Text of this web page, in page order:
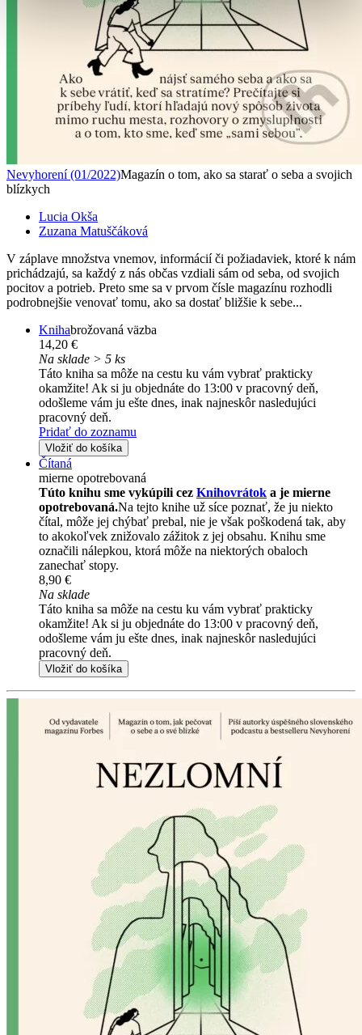
Nevyhorení (01/2022)Magazín o tom, ako sa starať o seba a svojich
blízkych
Lucia Okša
Zuzana Matuščáková
V záplave množstva vnemov, informácií či požiadaviek, ktoré k nám
prichádzajú, sa každý z nás občas vzdiali sám od seba, od svojich
pocitov a potrieb. Preto sme sa v prvom čísle magazínu rozhodli
podrobnejšie venovať tomu, ako sa dostať bližšie k sebe...
Knihabrožovaná väzba
14,20 €
Na sklade > 5 ks
Táto kniha sa môže na cestu ku vám vybrať prakticky
okamžite! Ak si ju objednáte do 13:00 v pracovný deň,
odošleme vám ju ešte dnes, inak najneskôr nasledujúci
pracovný deň.
Pridať do zoznamu
Vložiť do košíka
Čítaná
mierne opotrebovaná
Túto knihu sme vykúpili cez Knihovrátok a je mierne
opotrebovaná.Na tejto knihe už síce poznať, že ju niekto
čítal, môže jej chýbať prebal, nie je však poškodená tak, aby
to akokoľvek znižovalo zážitok z jej obsahu. Knihu sme
označili nálepkou, ktorá môže na niektorých obaloch
zanechať stopy.
8,90 €
Na sklade
Táto kniha sa môže na cestu ku vám vybrať prakticky
okamžite! Ak si ju objednáte do 13:00 v pracovný deň,
odošleme vám ju ešte dnes, inak najneskôr nasledujúci
pracovný deň.
Vložiť do košíka